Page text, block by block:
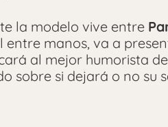
la modelo vive entre
entre manos, va a
al mejor humorista de
sobre si dejará o no su